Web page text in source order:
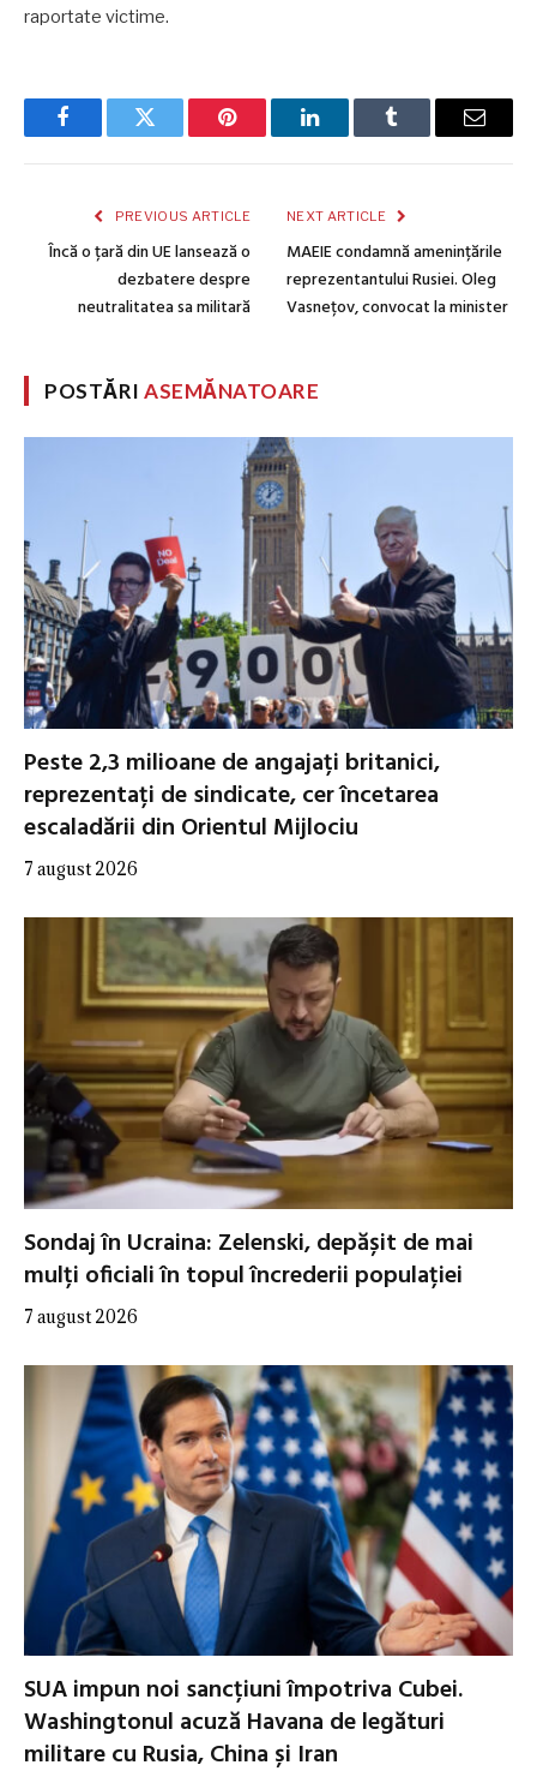
raportate victime.
FacebookTwitter Pinterest LinkedInTumblr Email
PREVIOUS ARTICLE
Încă o țară din UE lansează o
dezbatere despre
neutralitatea sa militară
NEXT ARTICLE
MAEIE condamnă amenințările
reprezentantului Rusiei. Oleg
Vasnețov, convocat la minister
POSTĂRIASEMĂNATOARE
Peste 2,3 milioane de angajați britanici,
reprezentați de sindicate, cer încetarea
escaladării din Orientul Mijlociu
7 august 2026
Sondaj în Ucraina: Zelenski, depășit de mai
mulți oficiali în topul încrederii populației
7 august 2026
SUA impun noi sancțiuni împotriva Cubei.
Washingtonul acuză Havana de legături
militare cu Rusia, China și Iran